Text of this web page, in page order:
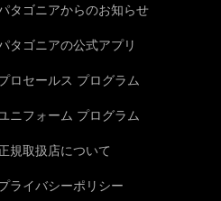
タゴニアからのお知らせ
タゴニアの公式アプリ
ロセールス プログラム
ニフォーム プログラム
規取扱店について
ライバシーポリシー